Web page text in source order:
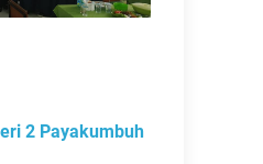
2 Payakumbuh